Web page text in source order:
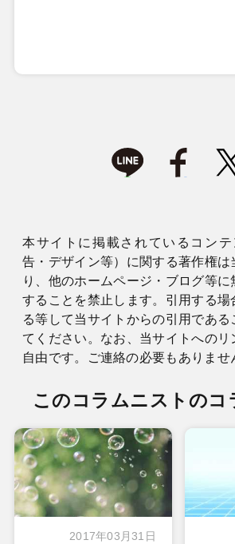
本サイトに掲載されているコン
告・デザイン等）に関する著作権は
り、他のホームページ・ブログ等に
することを禁止します。引用する場
る等して当サイトからの引用である
てください。なお、当サイトへのリ
自由です。ご連絡の必要もありませ
このコラムニストのコ
2017年03月31日